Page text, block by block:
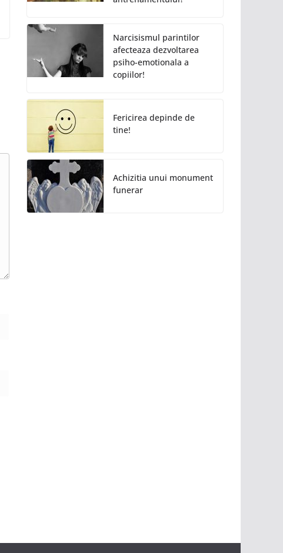
Narcisismul parintilor
afecteaza dezvoltarea
psiho-emotionala a
copiilor!
Fericirea depinde de
tine!
Achizitia unui monument
funerar